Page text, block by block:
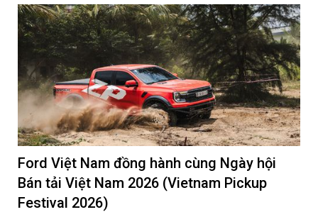
Ford Việt Nam đồng hành cùng Ngày hội
Bán tải Việt Nam 2026 (Vietnam Pickup
Festival 2026)